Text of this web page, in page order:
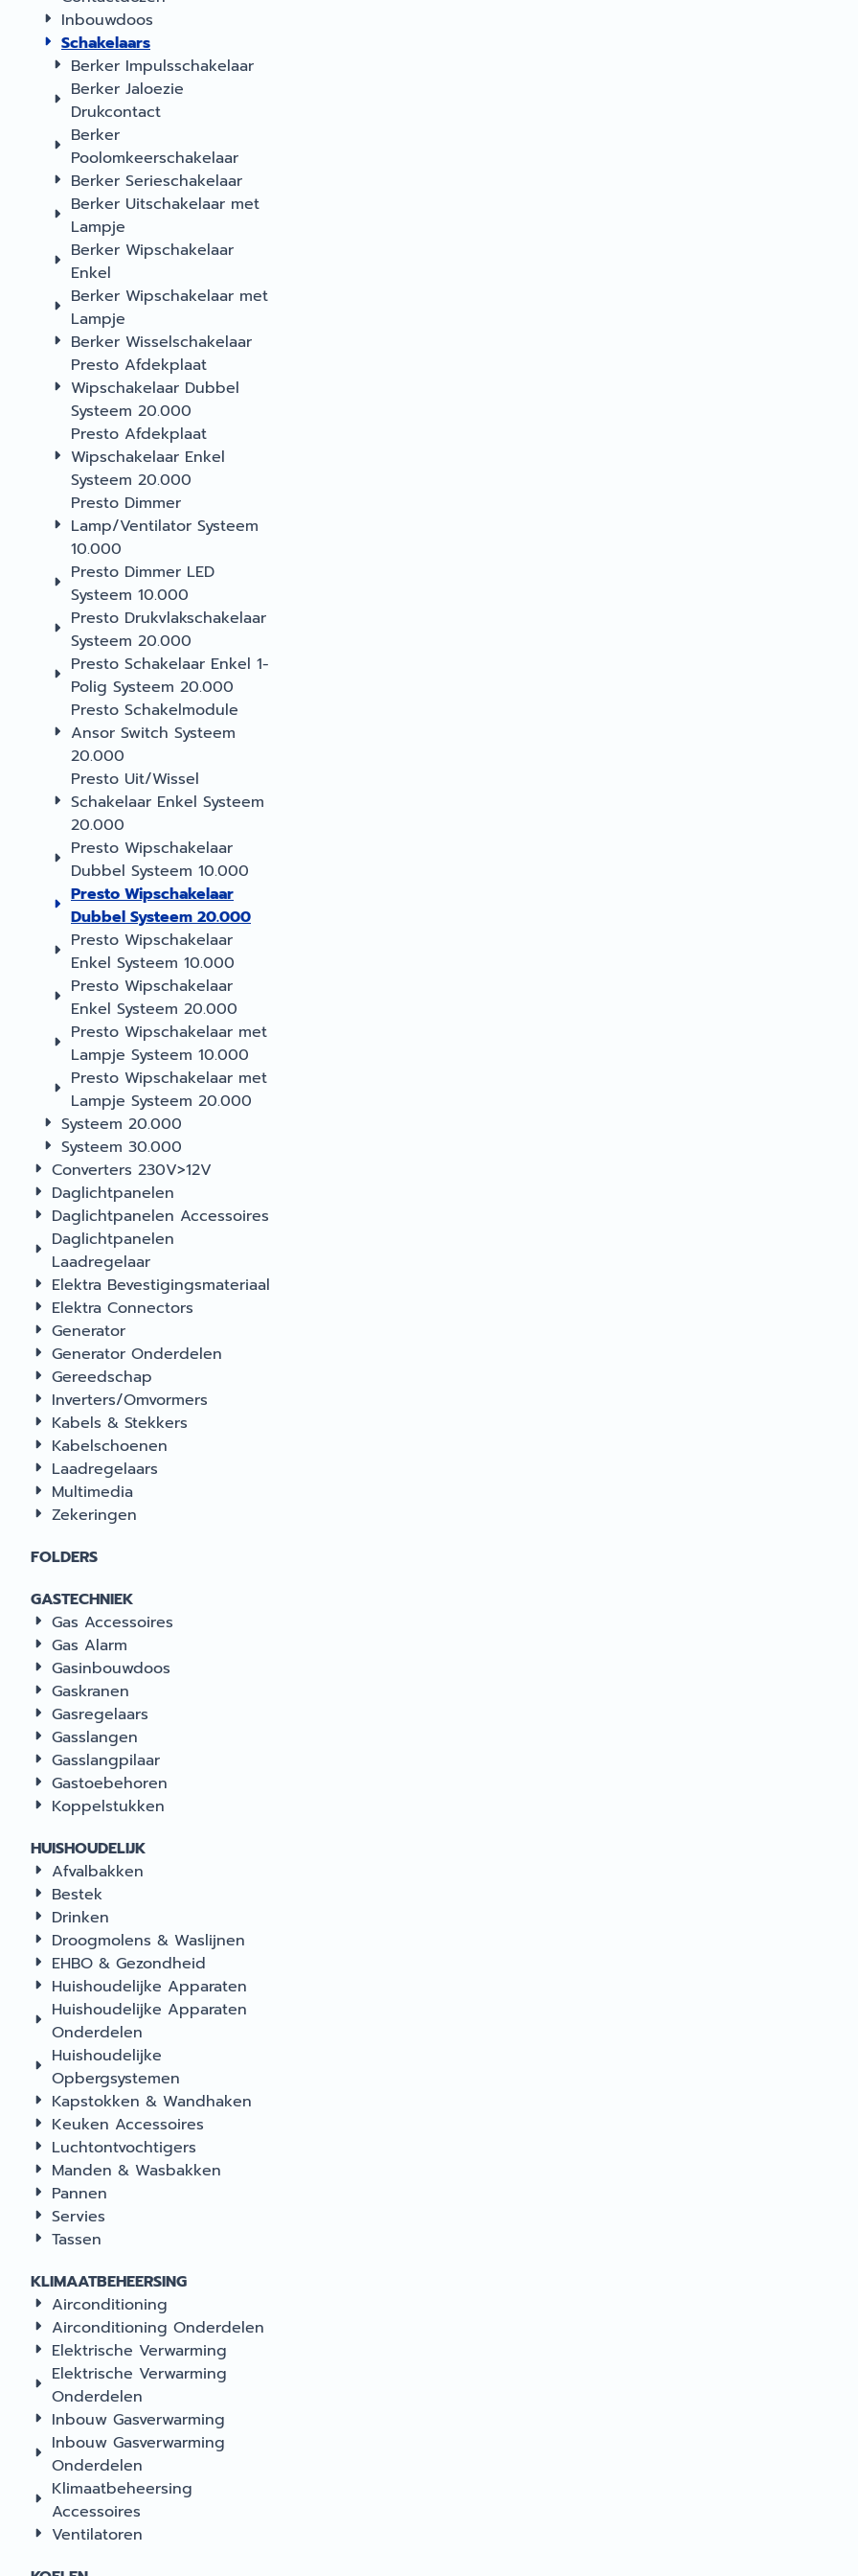
Inbouwdoos
Schakelaars
Berker Impulsschakelaar
Berker Jaloezie
Drukcontact
Berker
Poolomkeerschakelaar
Berker Serieschakelaar
Berker Uitschakelaar met
Lampje
Berker Wipschakelaar
Enkel
Berker Wipschakelaar met
Lampje
Berker Wisselschakelaar
Presto Afdekplaat
Wipschakelaar Dubbel
Systeem 20.000
Presto Afdekplaat
Wipschakelaar Enkel
Systeem 20.000
Presto Dimmer
Lamp/Ventilator Systeem
10.000
Presto Dimmer LED
Systeem 10.000
Presto Drukvlakschakelaar
Systeem 20.000
Presto Schakelaar Enkel 1-
Polig Systeem 20.000
Presto Schakelmodule
Ansor Switch Systeem
20.000
Presto Uit/Wissel
Schakelaar Enkel Systeem
20.000
Presto Wipschakelaar
Dubbel Systeem 10.000
Presto Wipschakelaar
Dubbel Systeem 20.000
Presto Wipschakelaar
Enkel Systeem 10.000
Presto Wipschakelaar
Enkel Systeem 20.000
Presto Wipschakelaar met
Lampje Systeem 10.000
Presto Wipschakelaar met
Lampje Systeem 20.000
Systeem 20.000
Systeem 30.000
Converters 230V>12V
Daglichtpanelen
Daglichtpanelen Accessoires
Daglichtpanelen
Laadregelaar
Elektra Bevestigingsmateriaal
Elektra Connectors
Generator
Generator Onderdelen
Gereedschap
Inverters/Omvormers
Kabels & Stekkers
Kabelschoenen
Laadregelaars
Multimedia
Zekeringen
FOLDERS
GASTECHNIEK
Gas Accessoires
Gas Alarm
Gasinbouwdoos
Gaskranen
Gasregelaars
Gasslangen
Gasslangpilaar
Gastoebehoren
Koppelstukken
HUISHOUDELIJK
Afvalbakken
Bestek
Drinken
Droogmolens & Waslijnen
EHBO & Gezondheid
Huishoudelijke Apparaten
Huishoudelijke Apparaten
Onderdelen
Huishoudelijke
Opbergsystemen
Kapstokken & Wandhaken
Keuken Accessoires
Luchtontvochtigers
Manden & Wasbakken
Pannen
Servies
Tassen
KLIMAATBEHEERSING
Airconditioning
Airconditioning Onderdelen
Elektrische Verwarming
Elektrische Verwarming
Onderdelen
Inbouw Gasverwarming
Inbouw Gasverwarming
Onderdelen
Klimaatbeheersing
Accessoires
Ventilatoren